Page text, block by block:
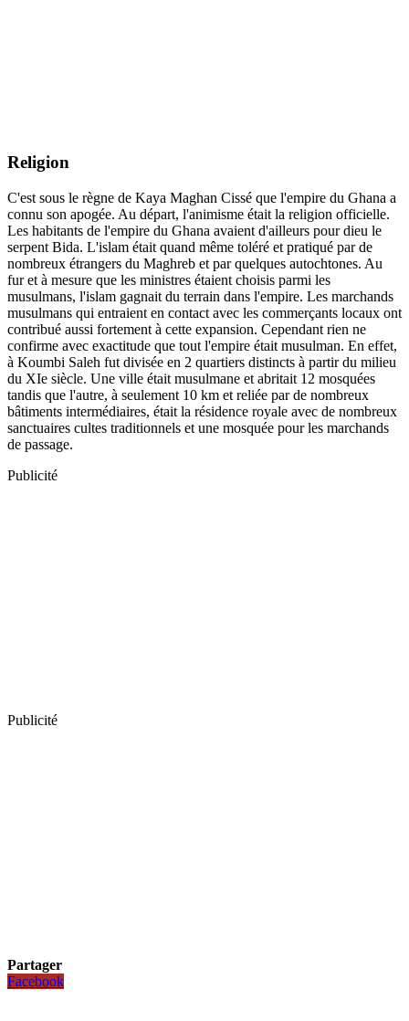
Religion
C'est sous le règne de Kaya Maghan Cissé que l'empire du Ghana a
connu son apogée. Au départ, l'animisme était la religion officielle.
Les habitants de l'empire du Ghana avaient d'ailleurs pour dieu le
serpent Bida. L'islam était quand même toléré et pratiqué par de
nombreux étrangers du Maghreb et par quelques autochtones. Au
fur et à mesure que les ministres étaient choisis parmi les
musulmans, l'islam gagnait du terrain dans l'empire. Les marchands
musulmans qui entraient en contact avec les commerçants locaux ont
contribué aussi fortement à cette expansion. Cependant rien ne
confirme avec exactitude que tout l'empire était musulman. En effet,
à Koumbi Saleh fut divisée en 2 quartiers distincts à partir du milieu
du XIe siècle. Une ville était musulmane et abritait 12 mosquées
tandis que l'autre, à seulement 10 km et reliée par de nombreux
bâtiments intermédiaires, était la résidence royale avec de nombreux
sanctuaires cultes traditionnels et une mosquée pour les marchands
de passage.
Publicité
Publicité
Partager
Facebook